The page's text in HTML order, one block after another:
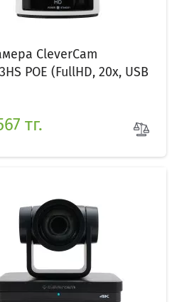
CleverCam
POE (FullHD, 20x, USB
тг.